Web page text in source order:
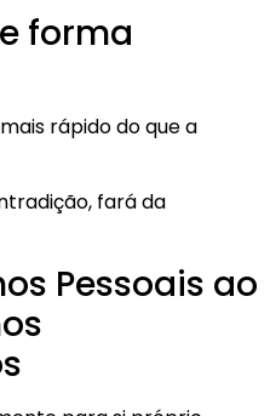
forma
rápido do que a
fará da
Pessoais ao